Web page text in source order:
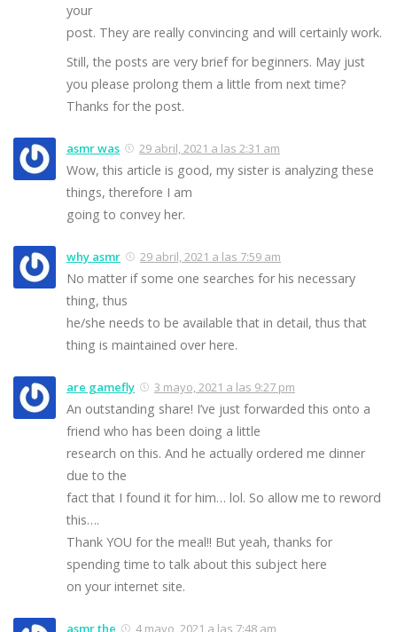
your
post. They are really convincing and will certainly work.
Still, the posts are very brief for beginners. May just
you please prolong them a little from next time?
Thanks for the post.
asmr was 29 abril, 2021 a las 2:31 am
Wow, this article is good, my sister is analyzing these
things, therefore I am
going to convey her.
why asmr 29 abril, 2021 a las 7:59 am
No matter if some one searches for his necessary
thing, thus
he/she needs to be available that in detail, thus that
thing is maintained over here.
are gamefly 3 mayo, 2021 a las 9:27 pm
An outstanding share! I’ve just forwarded this onto a
friend who has been doing a little
research on this. And he actually ordered me dinner
due to the
fact that I found it for him… lol. So allow me to reword
this….
Thank YOU for the meal!! But yeah, thanks for
spending time to talk about this subject here
on your internet site.
asmr the 4 mayo, 2021 a las 7:48 am